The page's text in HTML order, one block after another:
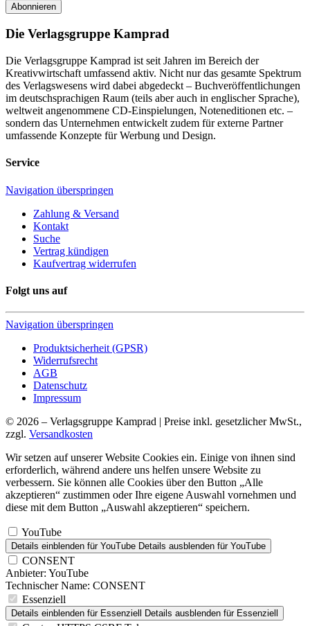
Abonnieren
Die Verlagsgruppe Kamprad
Die Verlagsgruppe Kamprad ist seit Jahren im Bereich der
Kreativwirtschaft umfassend aktiv. Nicht nur das gesamte Spektrum
des Verlagswesens wird dabei abgedeckt – Buchveröffentlichungen
im deutschsprachigen Raum (teils aber auch in englischer Sprache),
weltweit angenommene CD-Einspielungen, Noteneditionen etc. –
sondern das Unternehmen entwickelt zudem für externe Partner
umfassende Konzepte für Werbung und Design.
Service
Navigation überspringen
Zahlung & Versand
Kontakt
Suche
Vertrag kündigen
Kaufvertrag widerrufen
Folgt uns auf
Navigation überspringen
Produktsicherheit (GPSR)
Widerrufsrecht
AGB
Datenschutz
Impressum
© 2026 – Verlagsgruppe Kamprad | Preise inkl. gesetzlicher MwSt.,
zzgl. Versandkosten
Wir setzen auf unserer Website Cookies ein. Einige von ihnen sind
erforderlich, während andere uns helfen unsere Website zu
verbessern. Sie können alle Cookies über den Button „Alle
akzeptieren“ zustimmen oder Ihre eigene Auswahl vornehmen und
diese mit dem Button „Auswahl akzeptieren“ speichern.
YouTube
Details einblenden für YouTube Details ausblenden für YouTube
CONSENT
Anbieter: YouTube
Technischer Name: CONSENT
Essenziell
Details einblenden für Essenziell Details ausblenden für Essenziell